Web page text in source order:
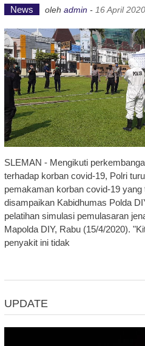
News oleh admin - 16 April 2020
SLEMAN - Mengikuti
terhadap korban covid-19, Polri
pemakaman korban covid-19 yang
disampaikan Kabidhumas Polda
pelatihan simulasi pemulasaran
Mapolda DIY, Rabu (15/4/2020).
penyakit ini tidak
UPDATE